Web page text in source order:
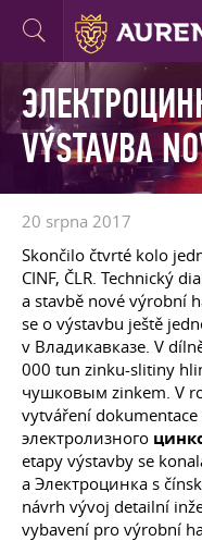
VÝSTAVBA
20 srpna 2017
Skončilo čtvrté kolo
CINF, ČLR. Technický
a stavbě nové výrobní
se o výstavbu ještě
v Владикавказе. V
000 tun zinku-slitiny
чушковым zinkem. V
vytváření
электролизного
etapy výstavby se
a Электроцинка s
návrh vývoj detailní
vybavení pro výrobní